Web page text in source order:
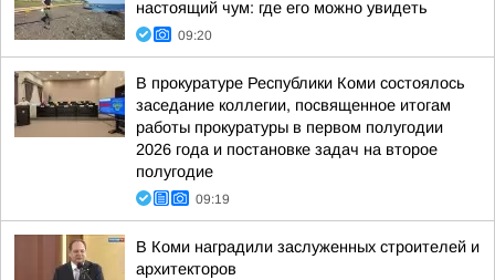
настоящий чум: где его можно увидеть
09:20
В прокуратуре Республики Коми состоялось
заседание коллегии, посвященное итогам
работы прокуратуры в первом полугодии
2026 года и постановке задач на второе
полугодие
09:19
В Коми наградили заслуженных строителей и
архитекторов